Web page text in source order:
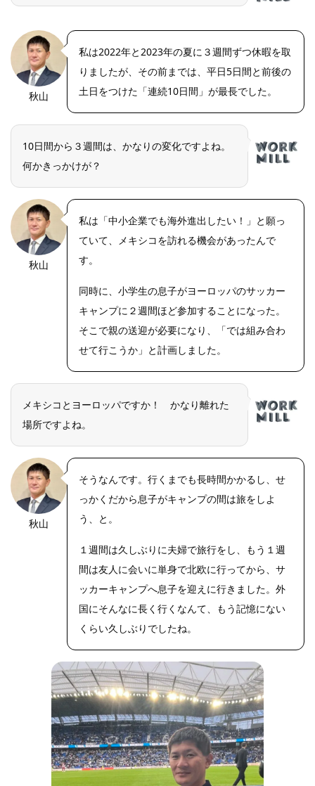
OLYMPUS
秋山
私は2022年と2023年の夏に３週間ずつ休暇を取
りましたが、その前までは、平日5日間と前後の
土日をつけた「連続10日間」が最長でした。
10日間から３週間は、かなりの変化ですよね。
何かきっかけが？
OLYMPUS
秋山
私は「中小企業でも海外進出したい！」と願っ
ていて、メキシコを訪れる機会があったんで
す。
同時に、小学生の息子がヨーロッパのサッカー
キャンプに２週間ほど参加することになった。
そこで親の送迎が必要になり、「では組み合わ
せて行こうか」と計画しました。
メキシコとヨーロッパですか！ かなり離れた
場所ですよね。
OLYMPUS
秋山
そうなんです。行くまでも長時間かかるし、せ
っかくだから息子がキャンプの間は旅をしよ
う、と。
１週間は久しぶりに夫婦で旅行をし、もう１週
間は友人に会いに単身で北欧に行ってから、サ
ッカーキャンプへ息子を迎えに行きました。外
国にそんなに長く行くなんて、もう記憶にない
くらい久しぶりでしたね。